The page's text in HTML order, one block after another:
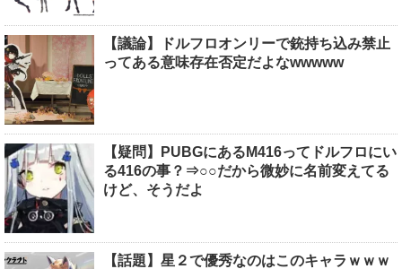
【議論】ドルフロオンリーで銃持ち込み禁止
ってある意味存在否定だよなwwwww
【疑問】PUBGにあるM416ってドルフロにい
る416の事？⇒○○だから微妙に名前変えてる
けど、そうだよ
【話題】星２で優秀なのはこのキャラｗｗｗ